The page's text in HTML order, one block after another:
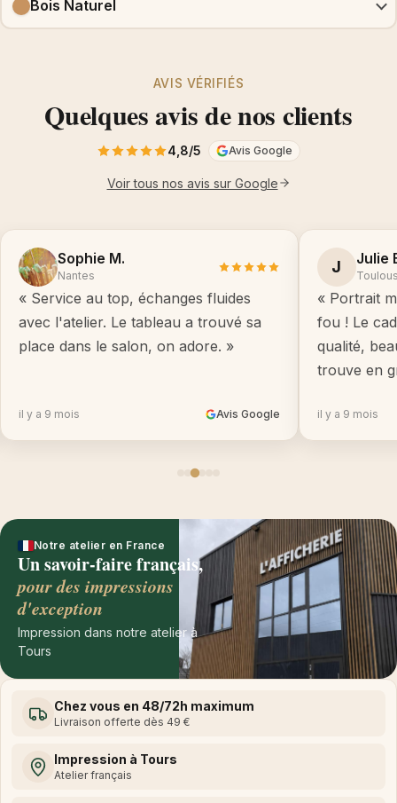
Bois Naturel
AVIS VÉRIFIÉS
Quelques avis de nos clients
4,8/5 Avis Google
Voir tous nos avis sur Google
Sophie M.
Nantes
« Service au top, échanges fluides
avec l'atelier. Le tableau a trouvé sa
place dans le salon, on adore. »
il y a 9 mois Avis Google
J Julie
« Portrait
fou ! Le
qualité,
trouve en
il y a 9 mois
Notre atelier en France
Un savoir-faire français,
pour des impressions
d'exception
Impression dans notre atelier à
Tours
Chez vous en 48/72h maximum
Livraison offerte dès 49 €
Impression à Tours
Atelier français